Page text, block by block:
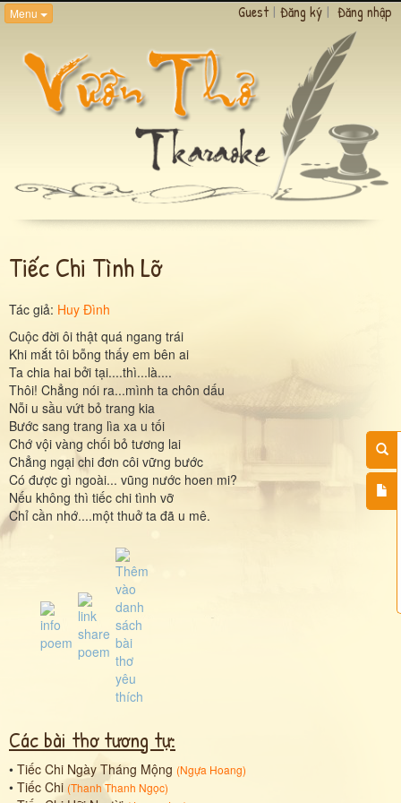
Menu Guest | Đăng ký | Đăng nhập
Tiếc Chi Tình Lỡ
Tác giả: Huy Đình
Cuộc đời ôi thật quá ngang trái
Khi mắt tôi bỗng thấy em bên ai
Ta chia hai bởi tại....thì...là....
Thôi! Chẳng nói ra...mình ta chôn dấu
Nỗi u sầu vứt bỏ trang kia
Bước sang trang lìa xa u tối
Chớ vội vàng chối bỏ tương lai
Chẳng ngại chi đơn côi vững bước
Có được gì ngoài... vũng nước hoen mi?
Nếu không thì tiếc chi tình vỡ
Chỉ cần nhớ....một thuở ta đã u mê.
Các bài thơ tương tự:
• Tiếc Chi Ngày Tháng Mộng (Ngựa Hoang)
• Tiếc Chi (Thanh Thanh Ngọc)